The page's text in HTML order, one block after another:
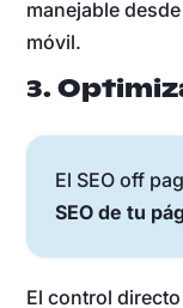
manejable
móvil.
3.
El SEO off
SEO de tu
El control